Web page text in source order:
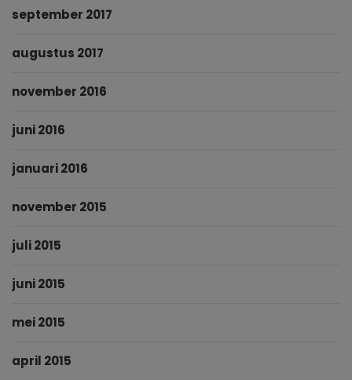
september 2017
augustus 2017
november 2016
juni 2016
januari 2016
november 2015
juli 2015
juni 2015
mei 2015
april 2015